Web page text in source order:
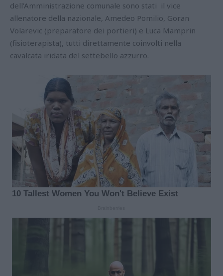
dell’Amministrazione comunale sono stati il vice
allenatore della nazionale, Amedeo Pomilio, Goran
Volarevic (preparatore dei portieri) e Luca Mamprin
(fisioterapista), tutti direttamente coinvolti nella
cavalcata iridata del settebello azzurro.